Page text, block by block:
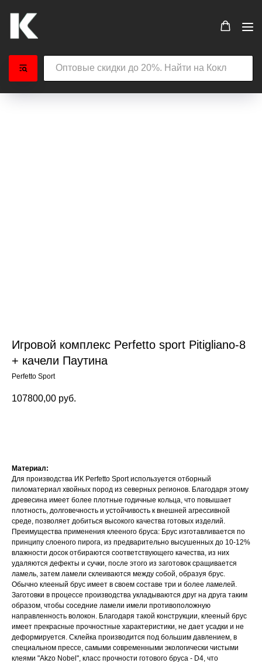
Игровой комплекс Perfetto sport Pitigliano-8
+ качели Паутина
Perfetto Sport
107800,00 руб.
Материал:
Для производства ИК Perfetto Sport используется отборный
пиломатериал хвойных пород из северных регионов. Благодаря этому
древесина имеет более плотные годичные кольца, что повышает
плотность, долговечность и устойчивость к внешней агрессивной
среде, позволяет добиться высокого качества готовых изделий.
Преимущества применения клееного бруса: Брус изготавливается по
принципу слоеного пирога, из предварительно высушенных до 10-12%
влажности досок отбираются соответствующего качества, из них
удаляются дефекты и сучки, после этого из заготовок сращивается
ламель, затем ламели склеиваются между собой, образуя брус.
Обычно клееный брус имеет в своем составе три и более ламелей.
Заготовки в процессе производства укладываются друг на друга таким
образом, чтобы соседние ламели имели противоположную
направленность волокон. Благодаря такой конструкции, клееный брус
имеет прекрасные прочностные характеристики, не дает усадки и не
деформируется. Склейка производится под большим давлением, в
специальном прессе, самыми современными экологически чистыми
клеями "Akzo Nobel", класс прочности готового бруса - D4, что